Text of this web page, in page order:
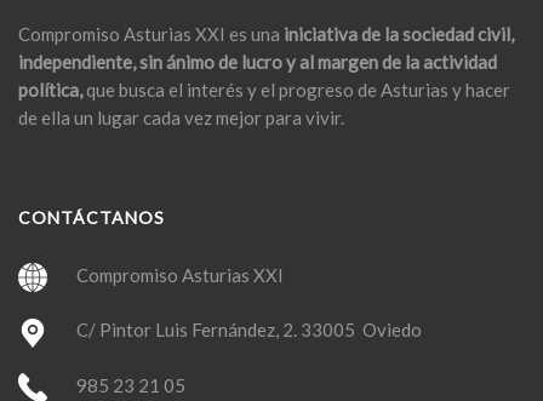
Compromiso Asturias XXI es una iniciativa de la sociedad civil,
independiente, sin ánimo de lucro y al margen de la actividad
política,que busca el interés y el progreso de Asturias y hacer
de ella un lugar cada vez mejor para vivir.
CONTÁCTANOS
Compromiso Asturias XXI
C/ Pintor Luis Fernández, 2. 33005 Oviedo
985 23 21 05